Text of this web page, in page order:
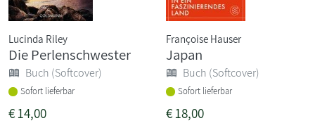
Lucinda Riley
Die Perlenschwester
Buch (Softcover)
Sofort lieferbar
€14,00
Françoise Hauser
Japan
Buch (Softcover)
Sofort lieferbar
€18,00